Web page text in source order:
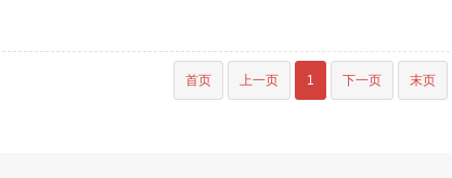
首页 上一页 1 下一页 末页